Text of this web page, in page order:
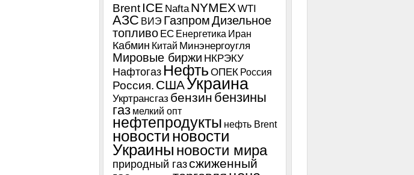
Brent ICE Nafta NYMEXWTI
АЗС ВИЭ ГазпромДизельное
топливо ЕС Енергетика Иран
Кабмин Китай Минэнергоугля
Мировые биржи НКРЭКУ
Нафтогаз Нефть ОПЕК Россия
Россия. СШАУкраина
Укртрансгаз бензин бензины
газ мелкий опт
нефтепродукты нефть Brent
новости новости
Украины новости мира
природный газсжиженный